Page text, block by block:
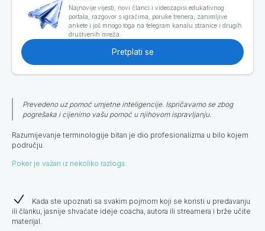
Najnovije vijesti, novi članci i videozapisi edukativnog
portala, razgovor s igračima, poruke trenera, zanimljive
ankete i još mnogo toga na telegram kanalu stranice i drugih
društvenih mreža.
Pretplati se
Prevedeno uz pomoć umjetne inteligencije. Ispričavamo se zbog
pogrešaka i cijenimo vašu pomoć u njihovom ispravljanju.
Razumijevanje terminologije bitan je dio profesionalizma u bilo kojem
području.
Poker je važan iz nekoliko razloga:
Kada ste upoznati sa svakim pojmom koji se koristi u predavanju
ili članku, jasnije shvaćate ideje coacha, autora ili streamera i brže učite
materijal.